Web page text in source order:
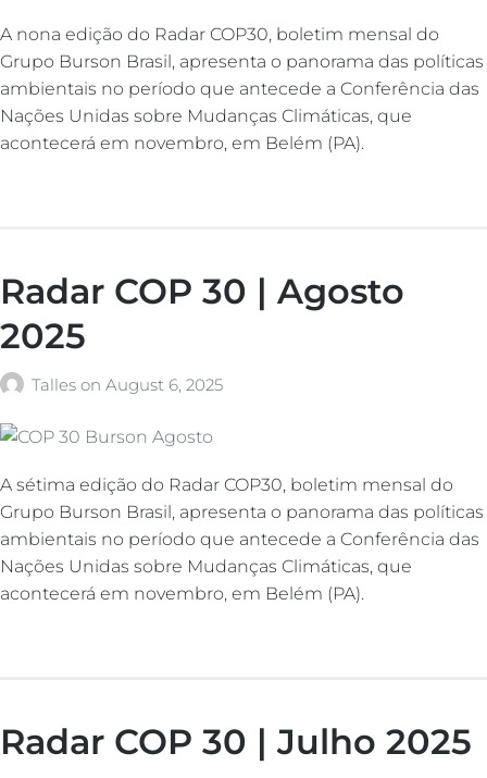
A nona edição do Radar COP30, boletim mensal do
Grupo Burson Brasil, apresenta o panorama das políticas
ambientais no período que antecede a Conferência das
Nações Unidas sobre Mudanças Climáticas, que
acontecerá em novembro, em Belém (PA).
Radar COP 30 | Agosto
2025
Talles on August 6, 2025
A sétima edição do Radar COP30, boletim mensal do
Grupo Burson Brasil, apresenta o panorama das políticas
ambientais no período que antecede a Conferência das
Nações Unidas sobre Mudanças Climáticas, que
acontecerá em novembro, em Belém (PA).
Radar COP 30 | Julho 2025